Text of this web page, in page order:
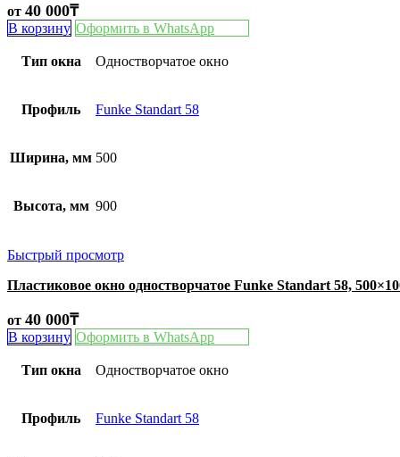
от 40 000₸
В корзину Оформить в WhatsApp
Тип окна Одностворчатое окно
Профиль Funke Standart 58
Ширина, мм 500
Высота, мм 900
Быстрый просмотр
Пластиковое окно одностворчатое Funke Standart 58,
от 40 000₸
В корзину Оформить в WhatsApp
Тип окна Одностворчатое окно
Профиль Funke Standart 58